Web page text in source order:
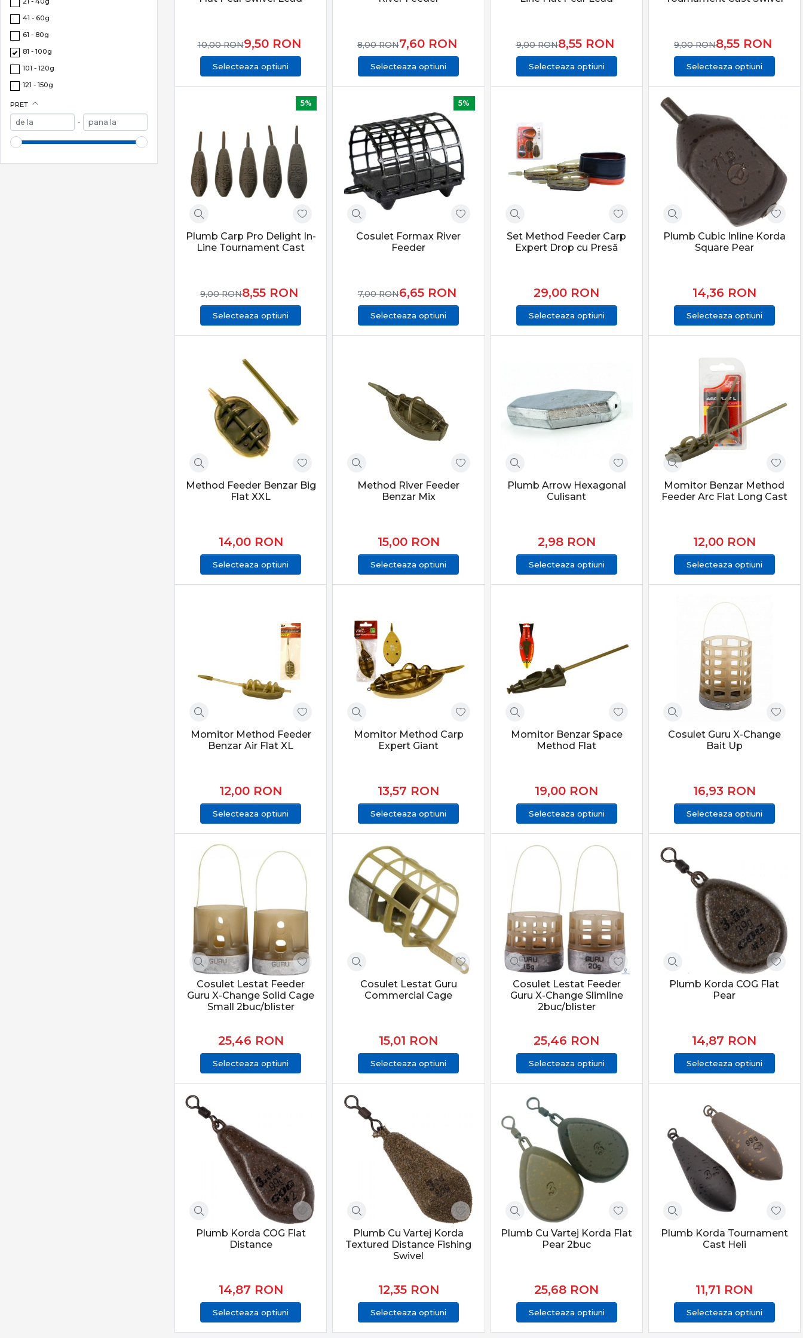
41 - 60g
61 - 80g
81 - 100g
101 - 120g
121 - 150g
PRET
-
Feeder & staționar în oferta PRO ANGLER
Categoria Feeder & Staționar din PRO ANGLER este structurată pentru pescari care caută eficiență reală, echipamente fiabile și rezultate
constante. Produsele sunt atent selecționate pentru pescuit recreativ, competițional și pescuit de finețe.
Feeder & staționar înseamnă precizie, răbdare și control total. Alegerea echipamentelor potrivite îți oferă sensibilitate maximă,
adaptabilitate și șanse reale la capturi constante, indiferent de condițiile de pescuit.
9,50 RON
10,00RON
Selecteaza optiuni
7,60 RON
8,00RON
Selecteaza optiuni
8,55 RON
9,00RON
Selecteaza optiuni
8,55 RON
9,00RON
Selecteaza optiuni
5%
Plumb Carp Pro Delight In-
Line Tournament Cast
8,55 RON
9,00RON
Selecteaza optiuni
5%
Cosulet Formax River
Feeder
6,65 RON
7,00RON
Selecteaza optiuni
Set Method Feeder Carp
Expert Drop cu Presă
29,00 RON
Selecteaza optiuni
Plumb Cubic Inline Korda
Square Pear
14,36 RON
Selecteaza optiuni
Method Feeder Benzar Big
Flat XXL
14,00 RON
Selecteaza optiuni
Method River Feeder
Benzar Mix
15,00 RON
Selecteaza optiuni
Plumb Arrow Hexagonal
Culisant
2,98 RON
Selecteaza optiuni
Momitor Benzar Method
Feeder Arc Flat Long Cast
12,00 RON
Selecteaza optiuni
Momitor Method Feeder
Benzar Air Flat XL
12,00 RON
Selecteaza optiuni
Momitor Method Carp
Expert Giant
13,57 RON
Selecteaza optiuni
Momitor Benzar Space
Method Flat
19,00 RON
Selecteaza optiuni
Cosulet Guru X-Change
Bait Up
16,93 RON
Selecteaza optiuni
Cosulet Lestat Feeder
Guru X-Change Solid Cage
Small 2buc/blister
25,46 RON
Selecteaza optiuni
Cosulet Lestat Guru
Commercial Cage
15,01 RON
Selecteaza optiuni
Cosulet Lestat Feeder
Guru X-Change Slimline
2buc/blister
25,46 RON
Selecteaza optiuni
Plumb Korda COG Flat
Pear
14,87 RON
Selecteaza optiuni
Plumb Korda COG Flat
Distance
14,87 RON
Selecteaza optiuni
Plumb Cu Vartej Korda
Textured Distance Fishing
Swivel
12,35 RON
Selecteaza optiuni
Plumb Cu Vartej Korda Flat
Pear 2buc
25,68 RON
Selecteaza optiuni
Plumb Korda Tournament
Cast Heli
11,71 RON
Selecteaza optiuni